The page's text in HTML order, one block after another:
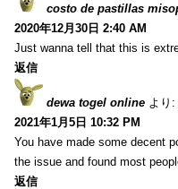
costo de pastillas
2020年12月30日 2:40 AM
Just wanna tell that this is
返信
dewa togel online より:
2021年1月5日 10:32 PM
You have made some decent
the issue and found most
返信